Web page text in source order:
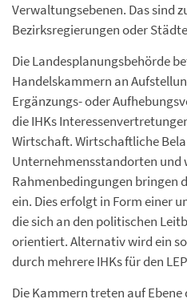
Verwaltungsebenen. Das sind
Bezirksregierungen oder
Die Landesplanungsbehörde
Handelskammern an
Ergänzungs- oder
die IHKs
Wirtschaft. Wirtschaftliche
Unternehmensstandorten
Rahmenbedingungen bringen
ein. Dies erfolgt in Form einer
die sich an den politischen
orientiert. Alternativ wird ein
durch mehrere IHKs für den
Die Kammern treten auf